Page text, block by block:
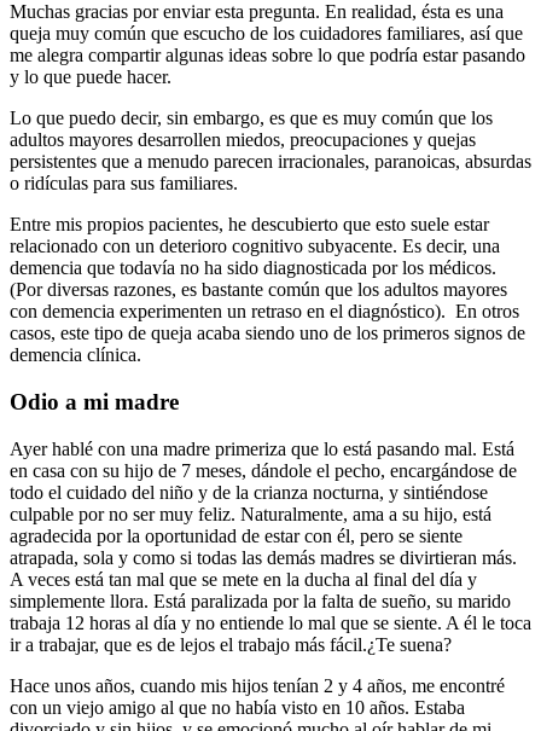
Muchas gracias por enviar esta pregunta. En realidad, ésta es una
queja muy común que escucho de los cuidadores familiares, así que
me alegra compartir algunas ideas sobre lo que podría estar pasando
y lo que puede hacer.
Lo que puedo decir, sin embargo, es que es muy común que los
adultos mayores desarrollen miedos, preocupaciones y quejas
persistentes que a menudo parecen irracionales, paranoicas, absurdas
o ridículas para sus familiares.
Entre mis propios pacientes, he descubierto que esto suele estar
relacionado con un deterioro cognitivo subyacente. Es decir, una
demencia que todavía no ha sido diagnosticada por los médicos.
(Por diversas razones, es bastante común que los adultos mayores
con demencia experimenten un retraso en el diagnóstico). En otros
casos, este tipo de queja acaba siendo uno de los primeros signos de
demencia clínica.
Odio a mi madre
Ayer hablé con una madre primeriza que lo está pasando mal. Está
en casa con su hijo de 7 meses, dándole el pecho, encargándose de
todo el cuidado del niño y de la crianza nocturna, y sintiéndose
culpable por no ser muy feliz. Naturalmente, ama a su hijo, está
agradecida por la oportunidad de estar con él, pero se siente
atrapada, sola y como si todas las demás madres se divirtieran más.
A veces está tan mal que se mete en la ducha al final del día y
simplemente llora. Está paralizada por la falta de sueño, su marido
trabaja 12 horas al día y no entiende lo mal que se siente. A él le toca
ir a trabajar, que es de lejos el trabajo más fácil.¿Te suena?
Hace unos años, cuando mis hijos tenían 2 y 4 años, me encontré
con un viejo amigo al que no había visto en 10 años. Estaba